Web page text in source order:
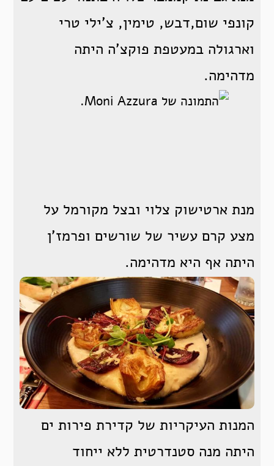
קונפי שום,דבש, טימין, צ'ילי טרי
וארגולה במעטפת פוקצ'ה היתה
מדהימה.
מנת ארטישוק צלוי ובצל מקורמל על
מצע קרם עשיר של שורשים ופרמז'ן
היתה אף היא מדהימה.
המנות העיקריות של קדירת פירות ים
היתה מנה סטנדרטית ללא ייחוד